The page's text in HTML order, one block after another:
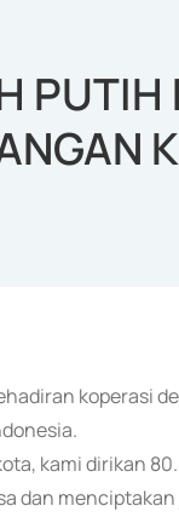
PUTIH
koperasi
kami dirikan
dan